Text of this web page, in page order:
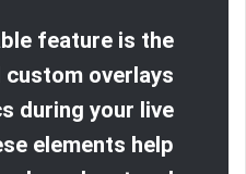
feature is the
overlays
during your live
elements help